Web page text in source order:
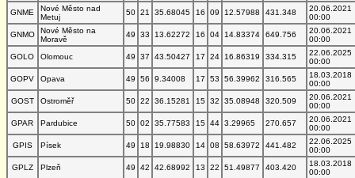
GNME
Nové Město nad
Metuj
50 21 35.68045 16 09 12.57988 431.348
20.06.2021
00:00
GNMO
Nové Město na
Moravě
49 33 13.62272 16 04 14.83374 649.756
20.06.2021
00:00
GOLO
Olomouc 49 37 43.50427 17 24 16.86319 334.315
22.06.2025
00:00
GOPV
Opava 49 56 9.34008 17 53 56.39962 316.565
18.03.2018
00:00
GOST
Ostroměř 50 22 36.15281 15 32 35.08948 320.509
20.06.2021
00:00
GPAR
Pardubice 50 02 35.77583 15 44 3.29965 270.657
20.06.2021
00:00
GPIS
Písek 49 18 19.98830 14 08 58.63972 441.482
22.06.2025
00:00
GPLZ
Plzeň 49 42 42.68992 13 22 51.49877 403.420
18.03.2018
00:00